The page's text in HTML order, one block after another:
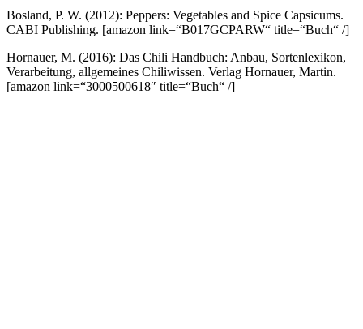
Bosland, P. W. (2012): Peppers: Vegetables and Spice Capsicums.
CABI Publishing. [amazon link=“B017GCPARW“ title=“Buch“ /]
Hornauer, M. (2016): Das Chili Handbuch: Anbau, Sortenlexikon,
Verarbeitung, allgemeines Chiliwissen. Verlag Hornauer, Martin.
[amazon link=“3000500618″ title=“Buch“ /]